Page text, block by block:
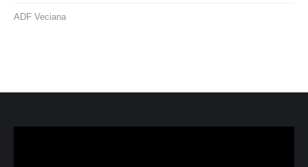
ADF Veciana